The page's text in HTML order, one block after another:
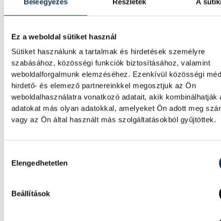
Ez a weboldal sütiket használ
Sütiket használunk a tartalmak és hirdetések személyre
szabásához, közösségi funkciók biztosításához, valamint
weboldalforgalmunk elemzéséhez. Ezenkívül közösségi
hirdető- és elemező partnereinkkel megosztjuk az Ön
weboldalhasználatra vonatkozó adatait, akik kombinálhatják
adatokat más olyan adatokkal, amelyeket Ön adott meg
vagy az Ön által használt más szolgáltatásokból gyűjtöttek.
Elengedhetetlen
Beállítások
TOVÁBBI CIKKEK
KÖZÉLET
Sorra kerülnek elő
leletek az alacsony Dunából
csaknem komplett, II. világháborús német
Batthyány téri rakpart sziklái alól, máshol